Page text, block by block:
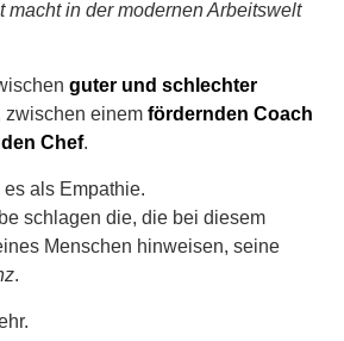
macht in der modernen Arbeitswelt
guter und schlechter
zwischen einem fördernden Coach
Chef.
als Empathie.
schlagen die, die bei diesem
Menschen hinweisen, seine
.